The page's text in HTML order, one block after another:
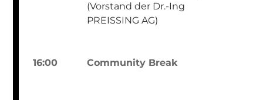
(Vorstand der Dr.-Ing
PREISSING AG)
16:00 Community Break